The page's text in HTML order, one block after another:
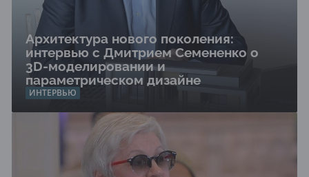
Архитектура нового поколения:
интервью с Дмитрием Семененко о
3D-моделировании и
параметрическом дизайне
ИНТЕРВЬЮ